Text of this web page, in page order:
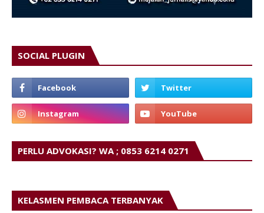
SOCIAL PLUGIN
PERLU ADVOKASI? WA ; 0853 6214 0271
KELASMEN PEMBACA TERBANYAK